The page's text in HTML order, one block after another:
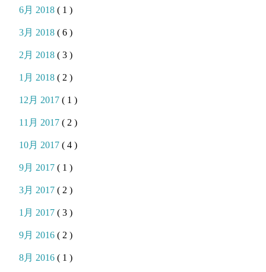
6月 2018( 1 )
3月 2018( 6 )
2月 2018( 3 )
1月 2018( 2 )
12月 2017( 1 )
11月 2017( 2 )
10月 2017( 4 )
9月 2017( 1 )
3月 2017( 2 )
1月 2017( 3 )
9月 2016( 2 )
8月 2016( 1 )